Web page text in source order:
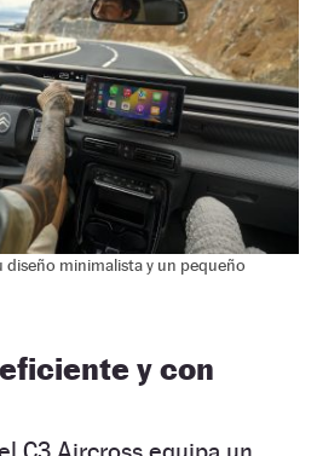
diseño minimalista y un pequeño
y con